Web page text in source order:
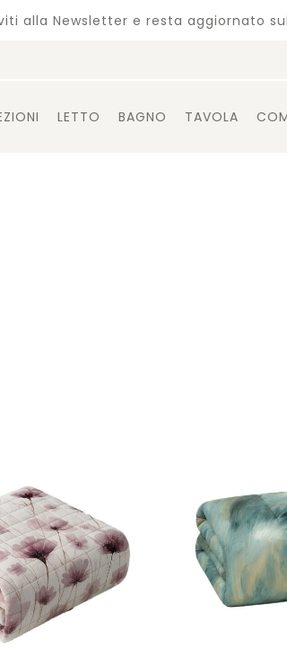
alla Newsletter e resta aggiornato
LETTO BAGNO TAVOLA